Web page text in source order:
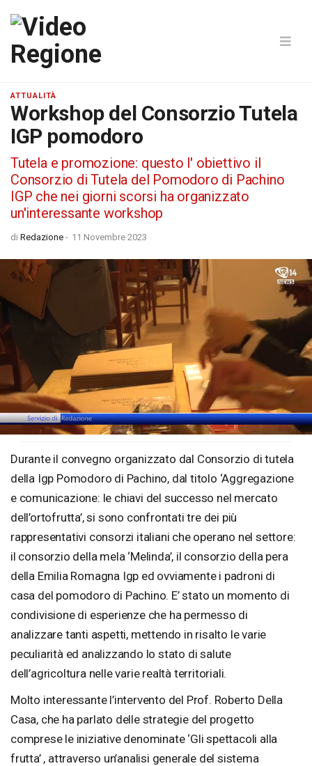
ATTUALITÀ
Workshop del Consorzio Tutela
IGP pomodoro
Tutela e promozione: questo l' obiettivo il
Consorzio di Tutela del Pomodoro di Pachino
IGP che nei giorni scorsi ha organizzato
un'interessante workshop
di Redazione - 11 Novembre 2023
Unmute Loaded
Durante il convegno organizzato dal Consorzio di tutela
della Igp Pomodoro di Pachino, dal titolo ‘Aggregazione
e comunicazione: le chiavi del successo nel mercato
dell’ortofrutta’, si sono confrontati tre dei più
rappresentativi consorzi italiani che operano nel settore:
il consorzio della mela ‘Melinda’, il consorzio della pera
della Emilia Romagna Igp ed ovviamente i padroni di
casa del pomodoro di Pachino. E’ stato un momento di
condivisione di esperienze che ha permesso di
analizzare tanti aspetti, mettendo in risalto le varie
peculiarità ed analizzando lo stato di salute
dell’agricoltura nelle varie realtà territoriali.
Molto interessante l’intervento del Prof. Roberto Della
Casa, che ha parlato delle strategie del progetto
comprese le iniziative denominate ‘Gli spettacoli alla
frutta’ , attraverso un’analisi generale del sistema